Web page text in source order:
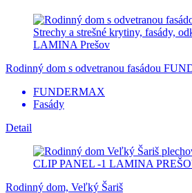
Rodinný dom s odvetranou fasádou
FUNDERMAX
Fasády
Detail
Rodinný dom, Veľký Šariš